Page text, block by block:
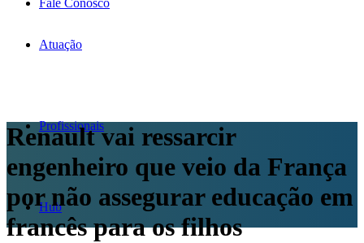
Atuação
Profissionais
Hub
Fale Conosco
Renault vai ressarcir
engenheiro que veio da França
por não assegurar educação em
francês para os filhos